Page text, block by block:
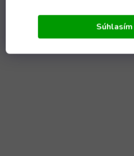
Súhlasím